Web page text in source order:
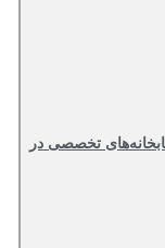
تخصصی در